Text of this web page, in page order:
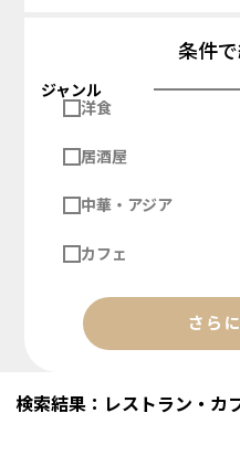
条件
ジャンル
洋食
居酒屋
中華・アジア
カフェ
さら
検索結果：レストラン・カ